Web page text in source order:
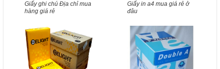
Giấy ghi chú Địa chỉ mua
hàng giá rẻ
Giấy in a4 mua giá rẻ ở
đâu